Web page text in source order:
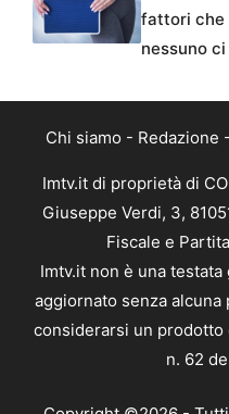
fattori che
nessuno
Chi siamo - Redazione -
Imtv.it di proprietà di
Giuseppe Verdi, 3,
Fiscale e
Imtv.it non è una
aggiornato senza
considerarsi un
n. 62